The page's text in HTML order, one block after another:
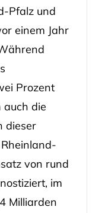
Pfalz und
einem Jahr
Prozent
die
dieser
von rund
im
Milliarden